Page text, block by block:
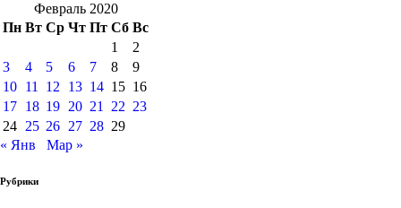
Февраль 2020
Пн Вт Ср Чт Пт Сб Вс
1
2
3
4 5 6 7 8
9
10 11 12 13 14 15 16
17 18 19 20 21 22 23
24 25 26 27 28 29
« Янв
Мар »
Рубрики